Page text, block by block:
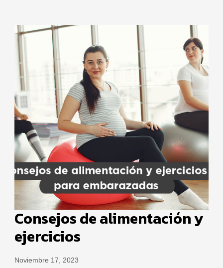
Consejos de alimentación y
ejercicios
Noviembre 17, 2023